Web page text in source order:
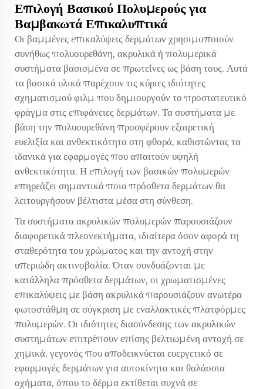
Επιλογή Βασικού Πολυμερούς για
Βαμβακωτά Επικαλυπτικά
Οι βαμμένες επικαλύψεις δερμάτων χρησιμοποιούν
συνήθως πολυουρεθάνη, ακρυλικά ή πολυμερικά
συστήματα βασισμένα σε πρωτεΐνες ως βάση τους. Αυτά
τα βασικά υλικά παρέχουν τις κύριες ιδιότητες
σχηματισμού φιλμ που δημιουργούν το προστατευτικό
φράγμα στις επιφάνειες δερμάτων. Τα συστήματα με
βάση την πολυουρεθάνη προσφέρουν εξαιρετική
ευελιξία και ανθεκτικότητα στη φθορά, καθιστώντας τα
ιδανικά για εφαρμογές που απαιτούν υψηλή
ανθεκτικότητα. Η επιλογή των βασικών πολυμερών
επηρεάζει σημαντικά ποια πρόσθετα δερμάτων θα
λειτουργήσουν βέλτιστα μέσα στη σύνθεση.
Τα συστήματα ακρυλικών πολυμερών παρουσιάζουν
διαφορετικά πλεονεκτήματα, ιδιαίτερα όσον αφορά τη
σταθερότητα του χρώματος και την αντοχή στην
υπεριώδη ακτινοβολία. Όταν συνδυάζονται με
κατάλληλα πρόσθετα δερμάτων, οι χρωματισμένες
επικαλύψεις με βάση ακρυλικά παρουσιάζουν ανωτέρα
φωτοστάθμη σε σύγκριση με εναλλακτικές πλατφόρμες
πολυμερών. Οι ιδιότητες διασύνδεσης των ακρυλικών
συστημάτων επιτρέπουν επίσης βελτιωμένη αντοχή σε
χημικά, γεγονός που αποδεικνύεται ευεργετικό σε
εφαρμογές δερμάτων για αυτοκίνητα και θαλάσσια
οχήματα, όπου το δέρμα εκτίθεται συχνά σε